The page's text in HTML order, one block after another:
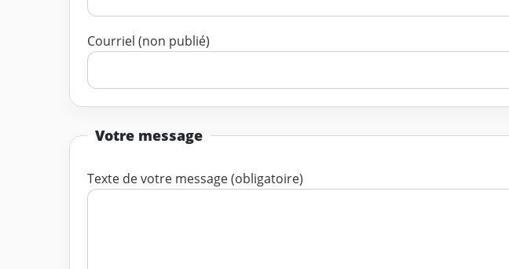
Courriel (non publié)
Votre message
Texte de votre message (obligatoire)